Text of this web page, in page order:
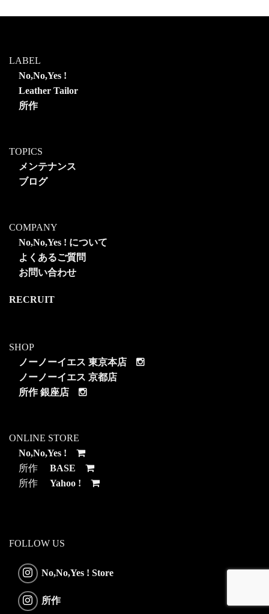
LABEL
No,No,Yes !
Leather Tailor
所作
TOPICS
メンテナンス
ブログ
COMPANY
No,No,Yes ! について
よくあるご質問
お問い合わせ
RECRUIT
SHOP
ノーノーイエス 東京本店
ノーノーイエス 京都店
所作 銀座店
ONLINE STORE
No,No,Yes !
所作 BASE
所作 Yahoo !
FOLLOW US
No,No,Yes ! Store
所作